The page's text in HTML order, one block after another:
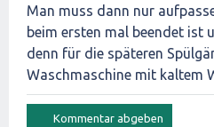
Man muss dann nur
beim ersten mal beendet ist
denn für die späteren
Waschmaschine mit kaltem